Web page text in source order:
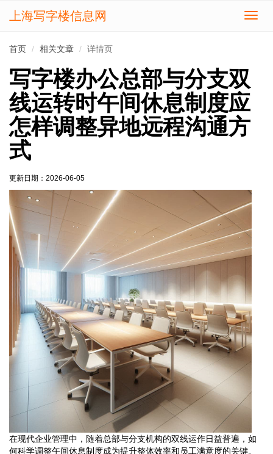
切
上海写字楼信息网
首页 相关文章 详情页
写字楼办公总部与分支双
线运转时午间休息制度应
怎样调整异地远程沟通方
式
更新日期： 2026-06-05
在现代企业管理中，随着总部与分支机构的双线运作日益普遍，如
何科学调整午间休息制度成为提升整体效率和员工满意度的关键。